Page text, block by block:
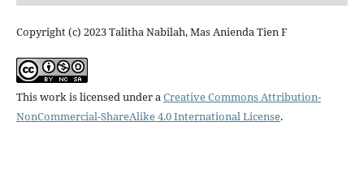
Copyright (c) 2023 Talitha Nabilah, Mas Anienda Tien F
This work is licensed under aCreative Commons Attribution-
NonCommercial-ShareAlike 4.0 International License.